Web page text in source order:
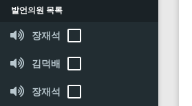
발언의원 목록
장재석
김덕배
장재석